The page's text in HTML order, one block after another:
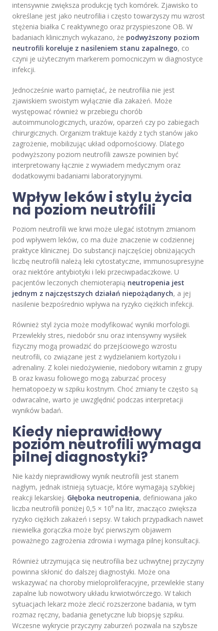
intensywnie zwiększa produkcję tych komórek. Zjawisko to
określane jest jako neutrofilia i często towarzyszy mu wzrost
stężenia białka C reaktywnego oraz przyspieszone OB. W
badaniach klinicznych wykazano, że podwyższony poziom
neutrofili koreluje z nasileniem stanu zapalnego, co
czyni je użytecznym markerem pomocniczym w diagnostyce
infekcji.
Jednocześnie warto pamiętać, że neutrofilia nie jest
zjawiskiem swoistym wyłącznie dla zakażeń. Może
występować również w przebiegu chorób
autoimmunologicznych, urazów, oparzeń czy po zabiegach
chirurgicznych. Organizm traktuje każdy z tych stanów jako
zagrożenie, mobilizując układ odpornościowy. Dlatego
podwyższony poziom neutrofili zawsze powinien być
interpretowany łącznie z wywiadem medycznym oraz
dodatkowymi badaniami laboratoryjnymi.
Wpływ leków i stylu życia
na poziom neutrofili
Poziom neutrofili we krwi może ulegać istotnym zmianom
pod wpływem leków, co ma duże znaczenie w codziennej
praktyce klinicznej. Do substancji najczęściej obniżających
liczbę neutrofili należą leki cytostatyczne, immunosupresyjne
oraz niektóre antybiotyki i leki przeciwpadaczkowe. U
pacjentów leczonych chemioterapią neutropenia jest
jednym z najczęstszych działań niepożądanych, a jej
nasilenie bezpośrednio wpływa na ryzyko ciężkich infekcji.
Również styl życia może modyfikować wyniki morfologii.
Przewlekły stres, niedobór snu oraz intensywny wysiłek
fizyczny mogą prowadzić do przejściowego wzrostu
neutrofili, co związane jest z wydzielaniem kortyzolu i
adrenaliny. Z kolei niedożywienie, niedobory witamin z grupy
B oraz kwasu foliowego mogą zaburzać procesy
hematopoezy w szpiku kostnym. Choć zmiany te często są
odwracalne, warto je uwzględnić podczas interpretacji
wyników badań.
Kiedy nieprawidłowy
poziom neutrofili wymaga
pilnej diagnostyki?
Nie każdy nieprawidłowy wynik neutrofili jest stanem
nagłym, jednak istnieją sytuacje, które wymagają szybkiej
reakcji lekarskiej. Głęboka neutropenia, definiowana jako
liczba neutrofili poniżej 0,5 × 10⁹ na litr, znacząco zwiększa
ryzyko ciężkich zakażeń i sepsy. W takich przypadkach nawet
niewielka gorączka może być pierwszym objawem
poważnego zagrożenia zdrowia i wymaga pilnej konsultacji.
Również utrzymująca się neutrofilia bez uchwytnej przyczyny
powinna skłonić do dalszej diagnostyki. Może ona
wskazywać na choroby mieloproliferacyjne, przewlekłe stany
zapalne lub nowotwory układu krwiotwórczego. W takich
sytuacjach lekarz może zlecić rozszerzone badania, w tym
rozmaz ręczny, badania genetyczne lub biopsję szpiku.
Wczesne wykrycie przyczyny zaburzeń pozwala na szybsze